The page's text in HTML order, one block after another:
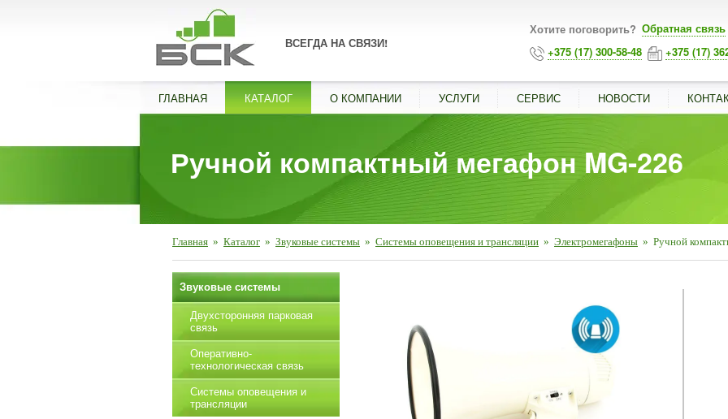
ВСЕГДА НА СВЯЗИ!
Хотите поговорить? Обратная связь
+375 (17) 300-58-48
+375 (17)
ГЛАВНАЯ КАТАЛОГ О КОМПАНИИ УСЛУГИ СЕРВИС НОВОСТИ
Ручной компактный мегафон MG-226
Главная » Каталог » Звуковые системы » Системы оповещения и трансляции » Электромегафоны » Ручной
Звуковые системы
Двухсторонняя парковая
связь
Оперативно-
технологическая связь
Системы оповещения и
трансляции